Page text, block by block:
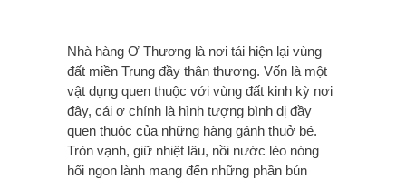
Nhà hàng Ơ Thương là nơi tái hiện lại vùng
đất miền Trung đầy thân thương. Vốn là một
vật dụng quen thuộc với vùng đất kinh kỳ nơi
đây, cái ơ chính là hình tượng bình dị đầy
quen thuộc của những hàng gánh thuở bé.
Tròn vạnh, giữ nhiệt lâu, nồi nước lèo nóng
hổi ngon lành mang đến những phần bún